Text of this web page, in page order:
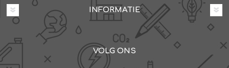
INFORMATIE
VOLG ONS